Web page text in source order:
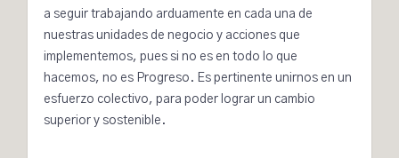
a seguir trabajando arduamente en cada una de
nuestras unidades de negocio y acciones que
implementemos, pues si no es en todo lo que
hacemos, no es Progreso. Es pertinente unirnos en un
esfuerzo colectivo, para poder lograr un cambio
superior y sostenible.